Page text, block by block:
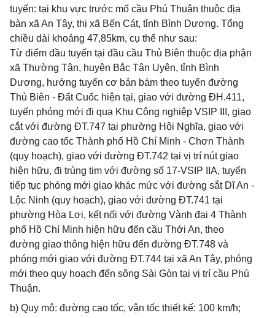
tuyến: tại khu vực trước mố cầu Phú Thuận thuộc địa
bàn xã An Tây, thị xã Bến Cát, tỉnh Bình Dương. Tổng
chiều dài khoảng 47,85km, cụ thể như sau:
Từ điểm đầu tuyến tại đầu cầu Thủ Biên thuộc địa phận
xã Thường Tân, huyện Bắc Tân Uyên, tỉnh Bình
Dương, hướng tuyến cơ bản bám theo tuyến đường
Thủ Biên - Đất Cuốc hiện tại, giao với đường ĐH.411,
tuyến phóng mới đi qua Khu Công nghiệp VSIP III, giao
cắt với đường ĐT.747 tại phường Hội Nghĩa, giao với
đường cao tốc Thành phố Hồ Chí Minh - Chơn Thành
(quy hoạch), giao với đường ĐT.742 tại vị trí nút giao
hiện hữu, đi trùng tim với đường số 17-VSIP IIA, tuyến
tiếp tục phóng mới giao khác mức với đường sắt Dĩ An -
Lộc Ninh (quy hoạch), giao với đường ĐT.741 tại
phường Hòa Lợi, kết nối với đường Vành đai 4 Thành
phố Hồ Chí Minh hiện hữu đến cầu Thới An, theo
đường giao thông hiện hữu đến đường ĐT.748 và
phóng mới giao với đường ĐT.744 tại xã An Tây, phóng
mới theo quy hoạch đến sông Sài Gòn tại vị trí cầu Phú
Thuận.
b) Quy mô: đường cao tốc, vận tốc thiết kế: 100 km/h;